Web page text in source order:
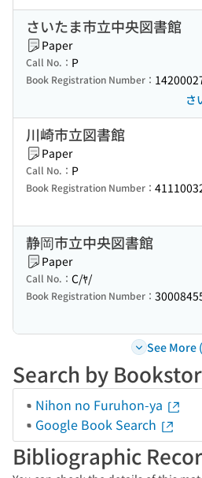
さいたま市立中央図書館
Paper
Call No.： P
Book Registration Number：
さ
川崎市立図書館
Paper
Call No.： P
Book Registration Number：
静岡市立中央図書館
Paper
Call No.： C/ﾔ/
Book Registration Number：
See More
Search by
Nihon no Furuhon-ya
Google Book Search
Bibliographic